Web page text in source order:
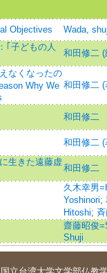
Objectives
Wada,
｢子どもの人
和田修二 (
なくなったの
Why We 和田修二
和田修二
和田修二
生きた遠藤虚
和田修二
久木幸男
Yoshinori;
Hitoshi;
齋藤昭俊
Shuji